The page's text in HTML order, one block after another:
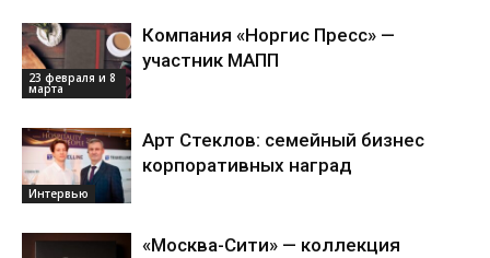
23 февраля и 8
марта
Компания «Норгис Пресс» —
участник МАПП
Интервью
Арт Стеклов: семейный бизнес
корпоративных наград
«Москва-Сити» — коллекция